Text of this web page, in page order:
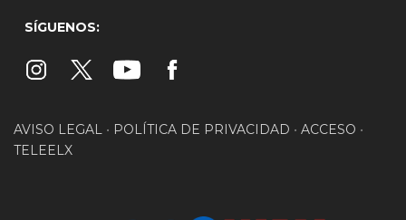
SÍGUENOS:
AVISO LEGAL • POLÍTICA DE PRIVACIDAD • ACCESO •
TELEELX